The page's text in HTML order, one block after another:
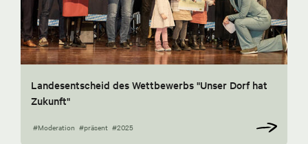
Landesentscheid des Wettbewerbs "Unser Dorf hat
Zukunft"
#Moderation #präsent #2025